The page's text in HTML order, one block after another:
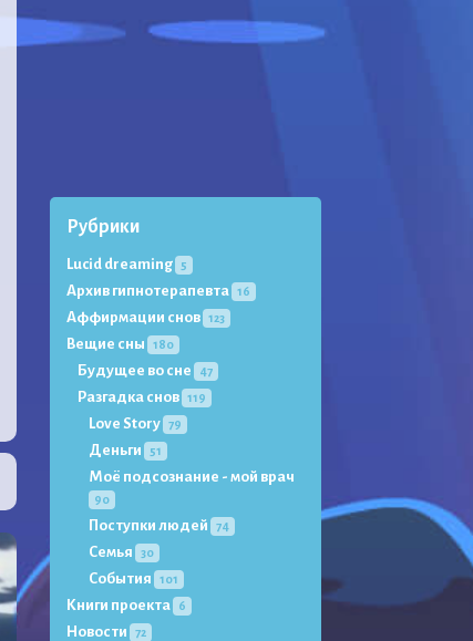
Рубрики
Lucid dreaming 5
Архив гипнотерапевта 16
Аффирмации снов 123
Вещие сны 180
Будущее во сне 47
Разгадка снов 119
Love Story 79
Деньги 51
Моё подсознание - мой врач
90
Поступки людей 74
Семья 30
События 101
Книги проекта 6
Новости 72